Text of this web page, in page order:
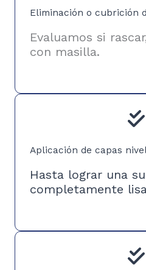
Eliminación o cubrición
Evaluamos si
con masilla.
Aplicación de capas
Hasta lograr una
completamente